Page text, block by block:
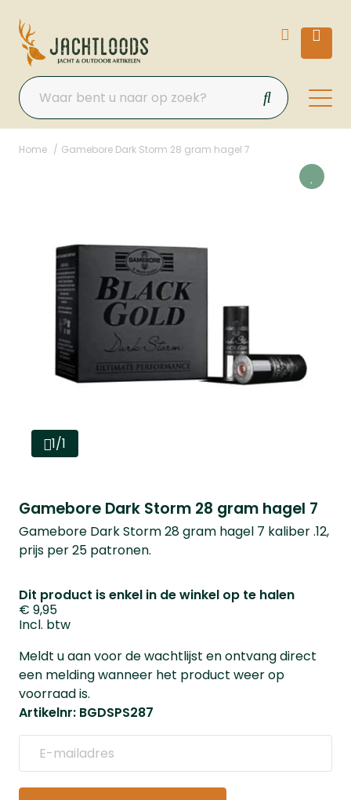
Home Gamebore Dark Storm 28 gram hagel 7
1/1
Gamebore Dark Storm 28 gram hagel 7
Gamebore Dark Storm 28 gram hagel 7 kaliber .12,
prijs per 25 patronen.
Dit product is enkel in de winkel op te halen
€ 9,95
Incl. btw
Meldt u aan voor de wachtlijst en ontvang direct
een melding wanneer het product weer op
voorraad is.
Artikelnr: BGDSPS287